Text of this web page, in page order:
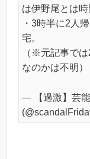
は伊野尾とは時
・3時半に2人
宅。
（※元記事で
なのかは不明）
— 【過激】芸